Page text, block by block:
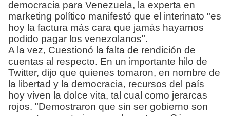
democracia para Venezuela, la experta en
marketing político manifestó que el interinato "es
hoy la factura más cara que jamás hayamos
podido pagar los venezolanos".
A la vez, Cuestionó la falta de rendición de
cuentas al respecto. En un importante hilo de
Twitter, dijo que quienes tomaron, en nombre de
la libertad y la democracia, recursos del país
hoy viven la dolce vita, tal cual como jerarcas
rojos. "Demostraron que sin ser gobierno son